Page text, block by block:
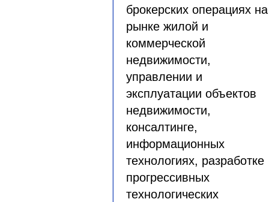
брокерских операциях на
рынке жилой и
коммерческой
недвижимости,
управлении и
эксплуатации объектов
недвижимости,
консалтинге,
информационных
технологиях, разработке
прогрессивных
технологических